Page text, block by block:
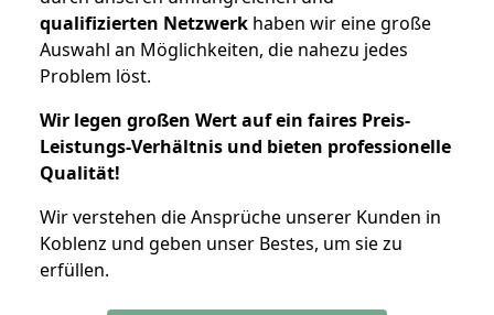
qualifizierten Netzwerk haben wir eine große
Auswahl an Möglichkeiten, die nahezu jedes
Problem löst.
Wir legen großen Wert auf ein faires Preis-
Leistungs-Verhältnis und bieten professionelle
Qualität!
Wir verstehen die Ansprüche unserer Kunden in
Koblenz und geben unser Bestes, um sie zu
erfüllen.